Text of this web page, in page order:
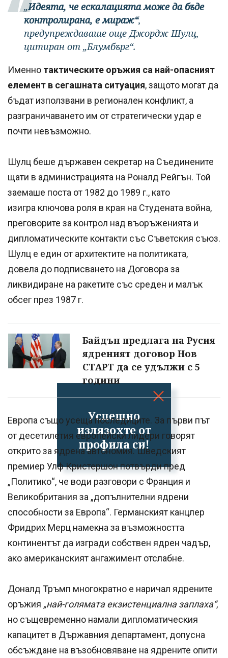
Успешно
излязохте от
профила си!
„Идеята, че ескалацията може да бъде
контролирана, е мираж“,
предупреждаваше още Джордж Шулц,
цитиран от „Блумбърг“.
Именно тактическите оръжия са най-опасният
елемент в сегашната ситуация, защото могат да
бъдат използвани в регионален конфликт, а
разграничаването им от стратегически удар е
почти невъзможно.
Шулц беше държавен секретар на Съединените
щати в администрацията на Роналд Рейгън. Той
заемаше поста от 1982 до 1989 г., като
изигра ключова роля в края на Студената война,
преговорите за контрол над въоръженията и
дипломатическите контакти със Съветския съюз.
Шулц е един от архитектите на политиката,
довела до подписването на Договора за
ликвидиране на ракетите със среден и малък
обсег през 1987 г.
Байдън предлага на Русия
ядреният договор Нов
СТАРТ да се удължи с 5
години
Европа също усеща последиците. За първи път
от десетилетия европейски лидери говорят
открито за ядрена автономия. Шведският
премиер Улф Кристершон потвърди пред
„Политико“, че води разговори с Франция и
Великобритания за „допълнителни ядрени
способности за Европа“. Германският канцлер
Фридрих Мерц намекна за възможността
континентът да изгради собствен ядрен чадър,
ако американският ангажимент отслабне.
Доналд Тръмп многократно е наричал ядрените
оръжия „най-голямата екзистенциална заплаха“,
но същевременно намали дипломатическия
капацитет в Държавния департамент, допусна
обсъждане на възобновяване на ядрените опити